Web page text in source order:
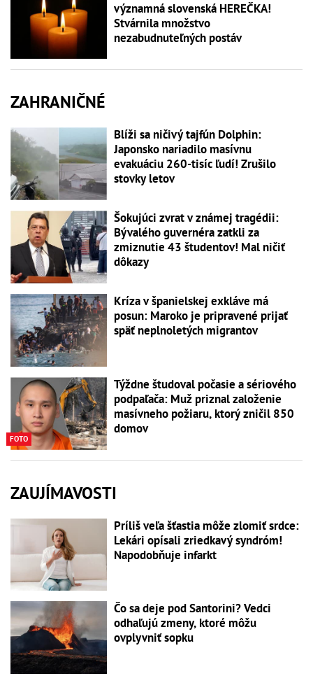
významná slovenská HEREČKA!
Stvárnila množstvo
nezabudnuteľných postáv
ZAHRANIČNÉ
Blíži sa ničivý tajfún Dolphin:
Japonsko nariadilo masívnu
evakuáciu 260-tisíc ľudí! Zrušilo
stovky letov
Šokujúci zvrat v známej tragédii:
Bývalého guvernéra zatkli za
zmiznutie 43 študentov! Mal ničiť
dôkazy
Kríza v španielskej exkláve má
posun: Maroko je pripravené prijať
späť neplnoletých migrantov
FOTO
Týždne študoval počasie a sériového
podpaľača: Muž priznal založenie
masívneho požiaru, ktorý zničil 850
domov
ZAUJÍMAVOSTI
Príliš veľa šťastia môže zlomiť srdce:
Lekári opísali zriedkavý syndróm!
Napodobňuje infarkt
Čo sa deje pod Santorini? Vedci
odhaľujú zmeny, ktoré môžu
ovplyvniť sopku